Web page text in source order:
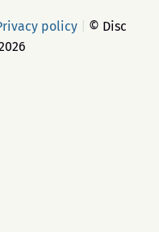
policy
© Disc